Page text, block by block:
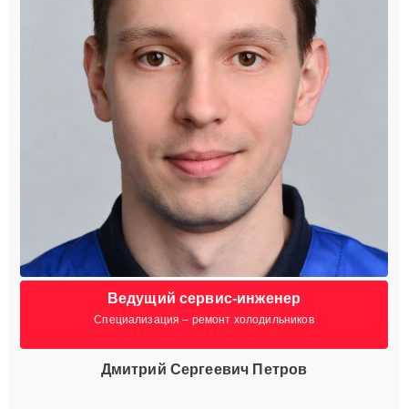
Ведущий сервис-инженер
Специализация – ремонт холодильников
Дмитрий Сергеевич Петров